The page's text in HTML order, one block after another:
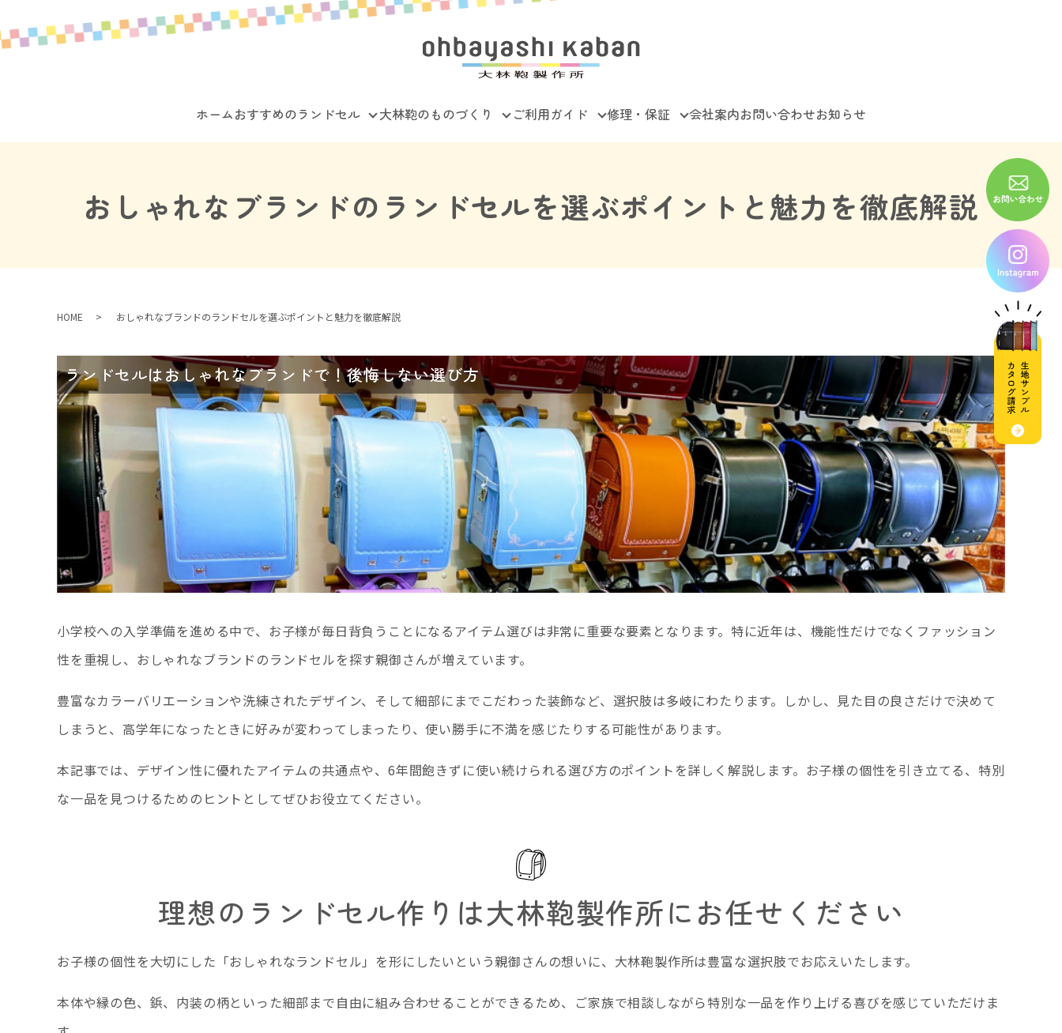
ホームおすすめのランドセル 大林鞄のものづくり ご利用ガイド 修理・保証 会社案内お問い合わせお知らせ
おしゃれなブランドのランドセルを選ぶポイントと魅力を徹底解説
HOME おしゃれなブランドのランドセルを選ぶポイントと魅力を徹底解説
ランドセルはおしゃれなブランドで！後悔しない選び方
小学校への入学準備を進める中で、お子様が毎日背負うことになるアイテム選びは非常に重要な要素となります。特に近年は、機能性だけでなくファッション
性を重視し、おしゃれなブランドのランドセルを探す親御さんが増えています。
豊富なカラーバリエーションや洗練されたデザイン、そして細部にまでこだわった装飾など、選択肢は多岐にわたります。しかし、見た目の良さだけで決めて
しまうと、高学年になったときに好みが変わってしまったり、使い勝手に不満を感じたりする可能性があります。
本記事では、デザイン性に優れたアイテムの共通点や、6年間飽きずに使い続けられる選び方のポイントを詳しく解説します。お子様の個性を引き立てる、特別
な一品を見つけるためのヒントとしてぜひお役立てください。
理想のランドセル作りは大林鞄製作所にお任せください
お子様の個性を大切にした「おしゃれなランドセル」を形にしたいという親御さんの想いに、大林鞄製作所は豊富な選択肢でお応えいたします。
本体や縁の色、鋲、内装の柄といった細部まで自由に組み合わせることができるため、ご家族で相談しながら特別な一品を作り上げる喜びを感じていただけま